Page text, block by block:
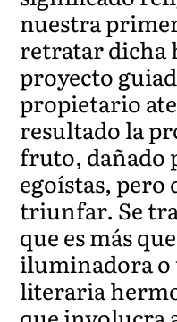
nuestra
retratar dicha
proyecto
propietario
resultado la
fruto, dañado
egoístas, pero
triunfar. Se
que es más
iluminadora o
literaria